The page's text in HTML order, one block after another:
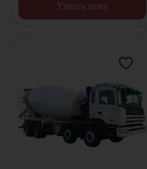
Узнать цену